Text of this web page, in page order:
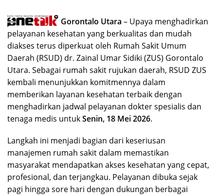
Gorontalo Utara – Upaya menghadirkan
pelayanan kesehatan yang berkualitas dan mudah
diakses terus diperkuat oleh Rumah Sakit Umum
Daerah (RSUD) dr. Zainal Umar Sidiki (ZUS) Gorontalo
Utara. Sebagai rumah sakit rujukan daerah, RSUD ZUS
kembali menunjukkan komitmennya dalam
memberikan layanan kesehatan terbaik dengan
menghadirkan jadwal pelayanan dokter spesialis dan
tenaga medis untukSenin, 18 Mei 2026.
Langkah ini menjadi bagian dari keseriusan
manajemen rumah sakit dalam memastikan
masyarakat mendapatkan akses kesehatan yang cepat,
profesional, dan terjangkau. Pelayanan dibuka sejak
pagi hingga sore hari dengan dukungan berbagai